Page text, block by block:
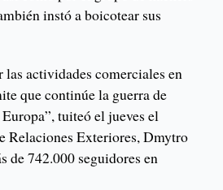
instó a boicotear sus
las actividades comerciales en
que continúe la guerra de
tuiteó el jueves el
Relaciones Exteriores, Dmytro
de 742.000 seguidores en